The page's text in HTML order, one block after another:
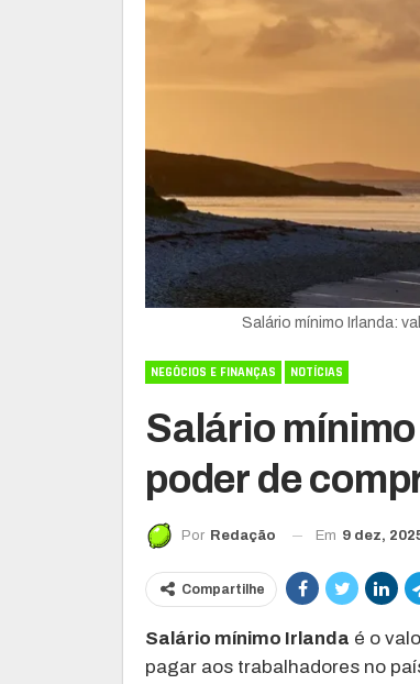
Salário mínimo Irlanda:
NEGÓCIOS E FINANÇAS NOTÍCIAS
Salário
poder de
Por Redação Em 9 dez,
Compartilhe
Salário mínimo Irlanda é o
pagar aos trabalhadores no